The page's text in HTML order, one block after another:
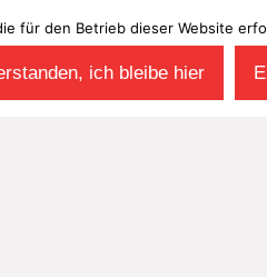
für den Betrieb dieser Website
ich bleibe hier